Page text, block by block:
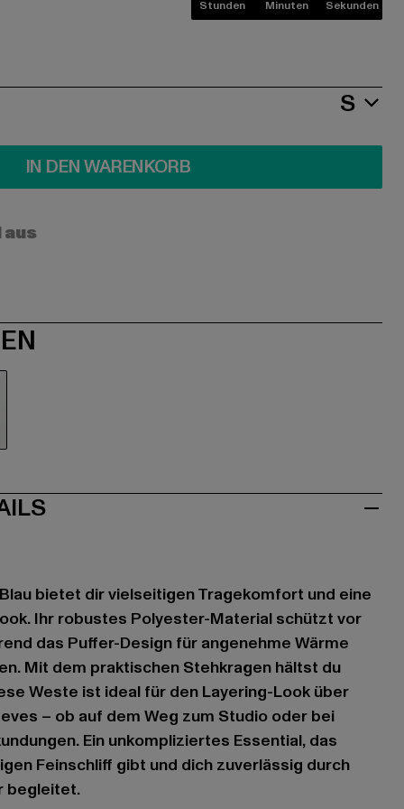
Stunden Minuten Sekunden
S
IN DEN WARENKORB
Blau bietet dir vielseitigen Tragekomfort und eine
Ihr robustes Polyester-Material schützt vor
das Puffer-Design für angenehme Wärme
Mit dem praktischen Stehkragen hältst du
Weste ist ideal für den Layering-Look über
– ob auf dem Weg zum Studio oder bei
Ein unkompliziertes Essential, das
Feinschliff gibt und dich zuverlässig durch
begleitet.